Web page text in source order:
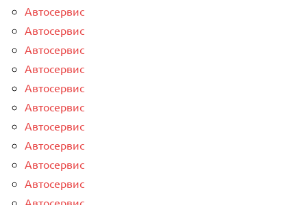
Автосервис
Автосервис
Автосервис
Автосервис
Автосервис
Автосервис
Автосервис
Автосервис
Автосервис
Автосервис